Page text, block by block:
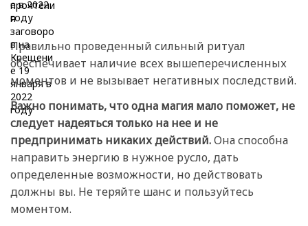
Правильно проведенный сильный ритуал
обеспечивает наличие всех вышеперечисленных
моментов и не вызывает негативных последствий.
Важно понимать, что одна магия мало поможет, не
следует надеяться только на нее и не
предпринимать никаких действий.Она способна
направить энергию в нужное русло, дать
определенные возможности, но действовать
должны вы. Не теряйте шанс и пользуйтесь
моментом.